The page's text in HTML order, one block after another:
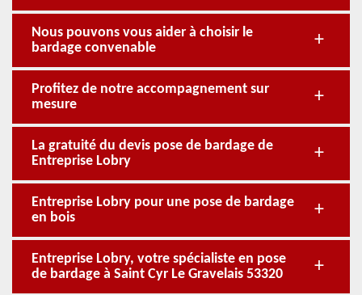
Nous pouvons vous aider à choisir le
bardage convenable
Profitez de notre accompagnement sur
mesure
La gratuité du devis pose de bardage de
Entreprise Lobry
Entreprise Lobry pour une pose de bardage
en bois
Entreprise Lobry, votre spécialiste en pose
de bardage à Saint Cyr Le Gravelais 53320